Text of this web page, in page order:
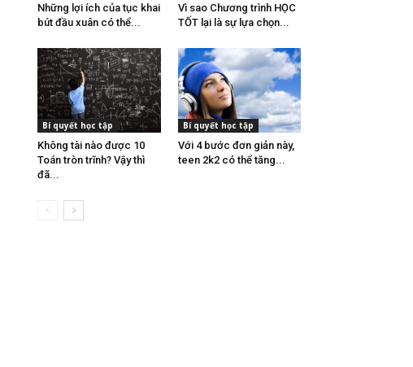
Những lợi ích của tục khai
bút đầu xuân có thể...
Vì sao Chương trình HỌC
TỐT lại là sự lựa chọn...
Bí quyết học tập
Không tài nào được 10
Toán tròn trĩnh? Vậy thì
đã...
Bí quyết học tập
Với 4 bước đơn giản này,
teen 2k2 có thể tăng...